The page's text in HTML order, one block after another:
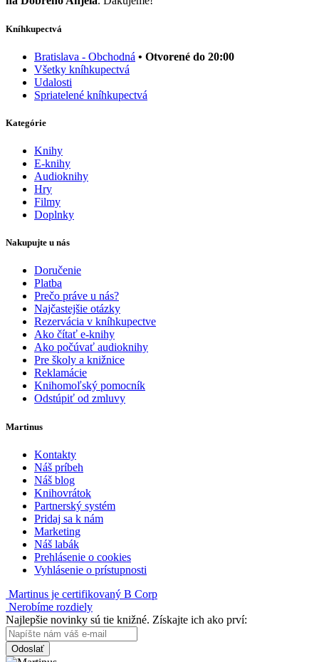
Kníhkupectvá
Bratislava - Obchodná • Otvorené do 20:00
Všetky kníhkupectvá
Udalosti
Spriatelené kníhkupectvá
Kategórie
Knihy
E-knihy
Audioknihy
Hry
Filmy
Doplnky
Nakupujte u nás
Doručenie
Platba
Prečo práve u nás?
Najčastejšie otázky
Rezervácia v kníhkupectve
Ako čítať e-knihy
Ako počúvať audioknihy
Pre školy a knižnice
Reklamácie
Knihomoľský pomocník
Odstúpiť od zmluvy
Martinus
Kontakty
Náš príbeh
Náš blog
Knihovrátok
Partnerský systém
Pridaj sa k nám
Marketing
Náš labák
Prehlásenie o cookies
Vyhlásenie o prístupnosti
Martinus je certifikovaný B Corp
Nerobíme rozdiely
Najlepšie novinky sú tie knižné. Získajte ich ako prví:
Odoslať